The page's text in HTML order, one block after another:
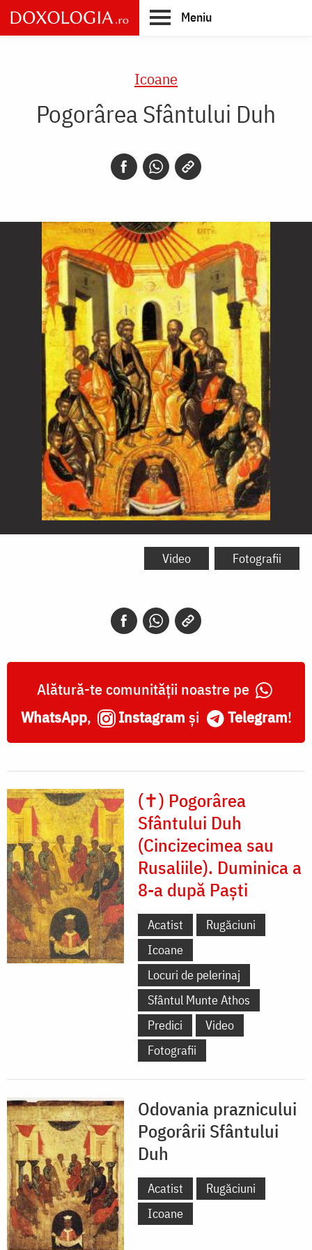
Skip
to
main
Meniu
Icoane
Pogorârea Sfântului Duh
Pogorârea
Video Fotografii
Alătură-te comunității noastre pe
WhatsApp, Instagram și Telegram!
(✝) Pogorârea
Sfântului Duh
(Cincizecimea sau
Rusaliile). Duminica a
8-a după Paști
Acatist
Rugăciuni
Icoane
Locuri de pelerinaj
Sfântul Munte Athos
Predici
Video
Fotografii
Odovania praznicului
Pogorârii Sfântului
Duh
Acatist
Rugăciuni
Icoane